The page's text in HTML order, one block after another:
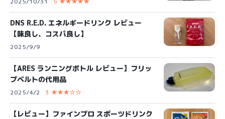
DNS R.E.D. エネルギードリンク レビュー
【味良し、コスパ良し】
2025/9/9
【ARES ランニングボトル レビュー】フリッ
プベルトの代用品
2025/4/2 3 ★★★☆☆
【レビュー】ファインプロ スポーツドリンク